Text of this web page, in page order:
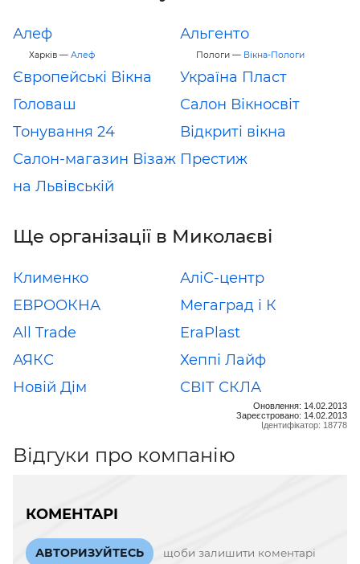
Алеф
Харків — Алеф
Альгенто
Пологи — Вікна-Пологи
Європейські Вікна
Україна Пласт
Головаш
Салон Вікносвіт
Тонування 24
Відкриті вікна
Салон-магазин Візаж
на Львівській
Престиж
Ще організації в Миколаєві
Клименко
АліС-центр
ЕВРООКНА
Мегаград і К
All Trade
EraPlast
АЯКС
Хеппі Лайф
Новій Дім
СВІТ СКЛА
Оновлення: 14.02.2013
Зареєстровано: 14.02.2013
Ідентифікатор: 18778
Відгуки про компанію
КОМЕНТАРІ
АВТОРИЗУЙТЕСЬ щоби залишити коментарі